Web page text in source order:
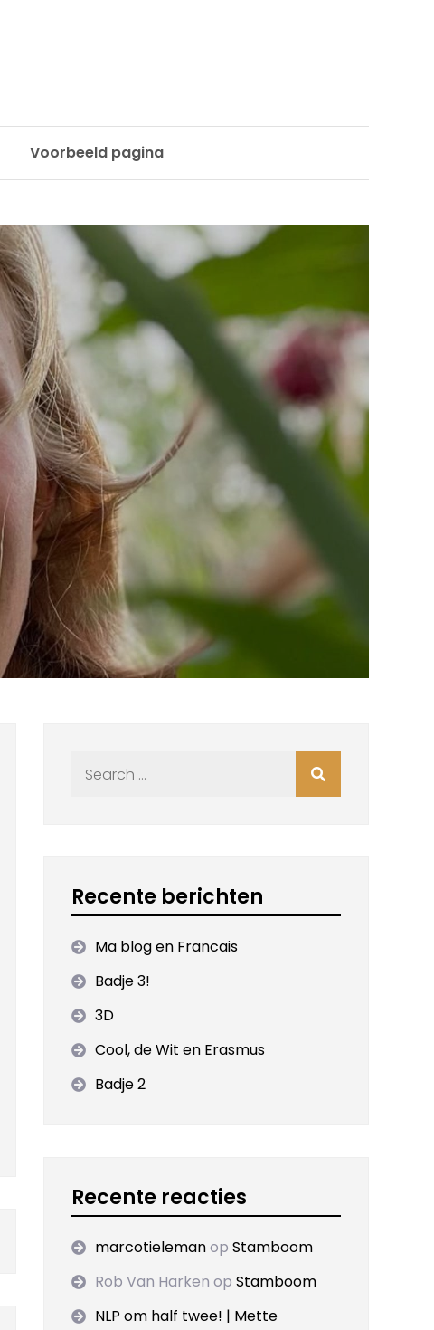
Voorbeeld pagina
Recente berichten
Ma blog en Francais
Badje 3!
3D
Cool, de Wit en Erasmus
Badje 2
Recente reacties
marcotielemanop Stamboom
Rob Van Harken op Stamboom
NLP om half twee! | Mette